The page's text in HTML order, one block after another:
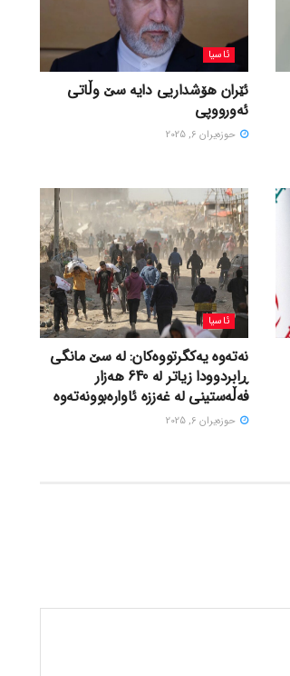
ئاسیا
ئێران هۆشداریی دایە سێ وڵاتی
ئەورووپی
حوزه‌یران 6, 2025
ئاسیا
نەتەوە یەکگرتووەکان: لە سێ مانگی
ڕابردوودا زیاتر لە 640 هەزار
فەڵەستینی لە غەززە ئاوارەبوونەتەوە
حوزه‌یران 6, 2025